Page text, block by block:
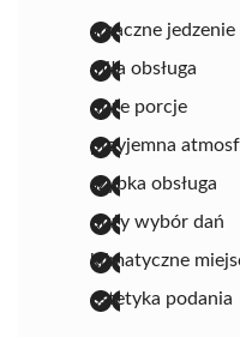
smaczne jedzenie
miła obsługa
duże porcje
przyjemna
szybka obsługa
duży wybór dań
klimatyczne
estetyka podania